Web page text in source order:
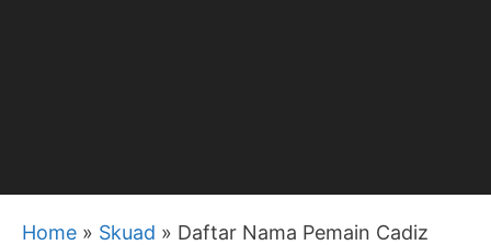
Home » Skuad » Daftar Nama Pemain Cadiz